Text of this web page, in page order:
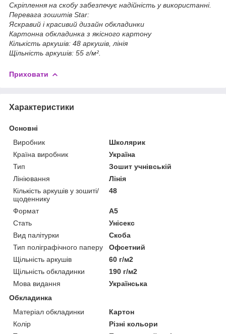
Скріплення на скобу забезпечує надійність у використанні.
Перевага зошитів Star:
Яскравий і красивий дизайн обкладинки
Картонна обкладинка з якісного картону
Кількість аркушів: 48 аркушів, лінія
Щільність аркушів: 55 г/м².
Приховати
Характеристики
Основні
Виробник
Школярик
Країна виробник
Україна
Тип
Зошит учнівській
Лініювання
Лінія
Кількість аркушів у зошиті/
щоденнику
48
Формат
A5
Стать
Унісекс
Вид палітурки
Скоба
Тип поліграфічного паперу
Офсетний
Щільність аркушів
60 г/м2
Щільність обкладинки
190 г/м2
Мова видання
Українська
Обкладинка
Матеріал обкладинки
Картон
Колір
Різні кольори